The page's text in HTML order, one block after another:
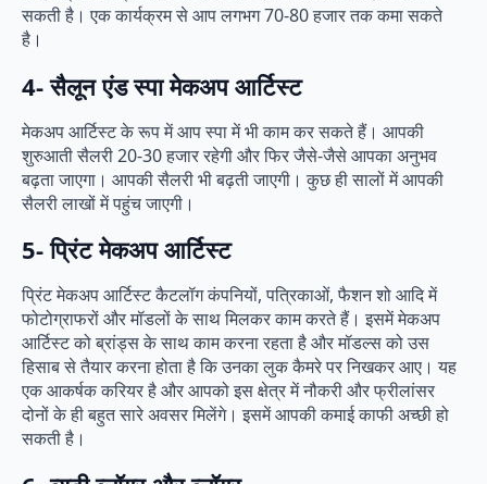
सकती है। एक कार्यक्रम से आप लगभग 70-80 हजार तक कमा सकते
है।
4- सैलून एंड स्पा मेकअप आर्टिस्ट
मेकअप आर्टिस्ट के रूप में आप स्पा में भी काम कर सकते हैं। आपकी
शुरुआती सैलरी 20-30 हजार रहेगी और फिर जैसे-जैसे आपका अनुभव
बढ़ता जाएगा। आपकी सैलरी भी बढ़ती जाएगी। कुछ ही सालों में आपकी
सैलरी लाखों में पहुंच जाएगी।
5- प्रिंट मेकअप आर्टिस्ट
प्रिंट मेकअप आर्टिस्ट कैटलॉग कंपनियों, पत्रिकाओं, फैशन शो आदि में
फोटोग्राफरों और मॉडलों के साथ मिलकर काम करते हैं। इसमें मेकअप
आर्टिस्ट को ब्रांड्स के साथ काम करना रहता है और मॉडल्स को उस
हिसाब से तैयार करना होता है कि उनका लुक कैमरे पर निखकर आए। यह
एक आकर्षक करियर है और आपको इस क्षेत्र में नौकरी और फ्रीलांसर
दोनों के ही बहुत सारे अवसर मिलेंगे। इसमें आपकी कमाई काफी अच्छी हो
सकती है।